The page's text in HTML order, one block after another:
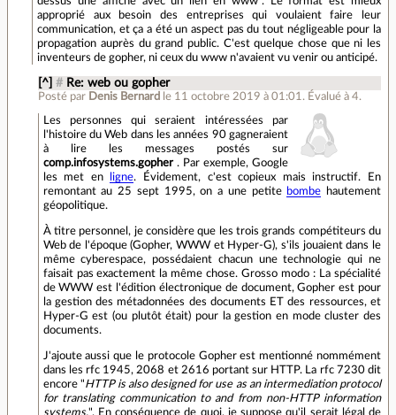
approprié aux besoin des entreprises qui voulaient faire leur
communication, et ça a été un aspect pas du tout négligeable pour la
propagation auprès du grand public. C'est quelque chose que ni les
inventeurs de gopher, ni ceux du www n'avaient vu venir ou anticipé.
[^] # Re: web ou gopher
Posté par Denis Bernard le 11 octobre 2019 à 01:01 . Évalué à 4.
Les personnes qui seraient intéressées par
l'histoire du Web dans les années 90 gagneraient
à lire les messages postés sur
comp.infosystems.gopher. Par exemple, Google
les met en
ligne. Évidement, c'est copieux mais instructif. En
remontant au 25 sept 1995, on a une petite bombe hautement
géopolitique.
À titre personnel, je considère que les trois grands compétiteurs du
Web de l'époque (Gopher, WWW et Hyper-G), s'ils jouaient dans le
même cyberespace, possédaient chacun une technologie qui ne
faisait pas exactement la même chose. Grosso modo : La spécialité
de WWW est l'édition électronique de document, Gopher est pour
la gestion des métadonnées des documents ET des ressources, et
Hyper-G est (ou plutôt était) pour la gestion en mode cluster des
documents.
J'ajoute aussi que le protocole Gopher est mentionné nommément
dans les rfc 1945, 2068 et 2616 portant sur HTTP. La rfc 7230 dit
encore "HTTP is also designed for use as an intermediation protocol
for translating communication to and from non-HTTP information
systems.". En conséquence de quoi, je suppose qu'il serait légal de